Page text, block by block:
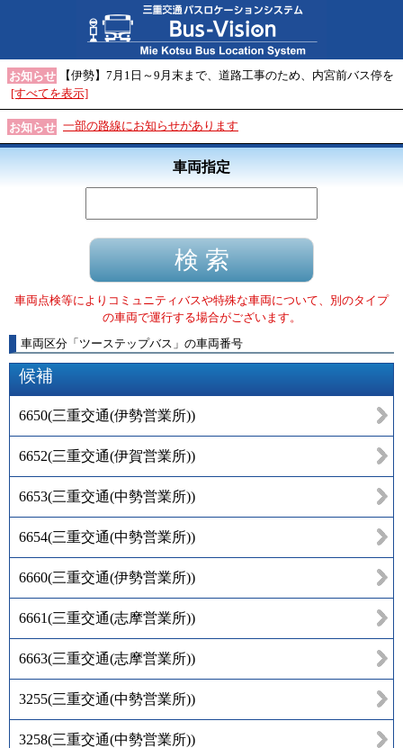
お知らせ
【伊勢】7月1日～9月末まで、道路工事のため、内宮前バス停を
[すべてを表示]
お知らせ 一部の路線にお知らせがあります
車両指定
車両点検等によりコミュニティバスや特殊な車両について、別のタイプ
の車両で運行する場合がございます。
車両区分 「 ツーステップバス 」 の車両番号
候補
6650(三重交通(伊勢営業所))
6652(三重交通(伊賀営業所))
6653(三重交通(中勢営業所))
6654(三重交通(中勢営業所))
6660(三重交通(伊勢営業所))
6661(三重交通(志摩営業所))
6663(三重交通(志摩営業所))
3255(三重交通(中勢営業所))
3258(三重交通(中勢営業所))